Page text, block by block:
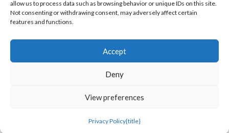
allow us to process data such as browsing behavior or unique IDs on this site.
Not consenting or withdrawing consent, may adversely affect certain
features and functions.
Accept
Deny
View preferences
Privacy Policy{title}
Follow Us
©OratoWorld Media 2026. All rights reserved..